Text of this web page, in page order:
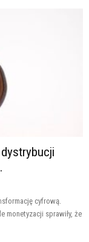
cyfrową.
monetyzacji sprawiły, że